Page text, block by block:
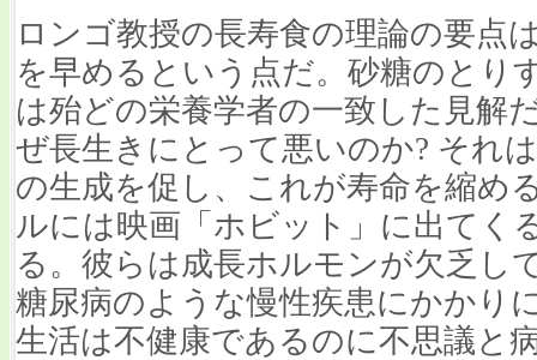
ロンゴ教授の長寿食の理論の要点
を早めるという点だ。砂糖のとり
は殆どの栄養学者の一致した見解
ぜ長生きにとって悪いのか? それ
の生成を促し、これが寿命を縮め
ルには映画「ホビット」に出てく
る。彼らは成長ホルモンが欠乏し
糖尿病のような慢性疾患にかかり
生活は不健康であるのに不思議と